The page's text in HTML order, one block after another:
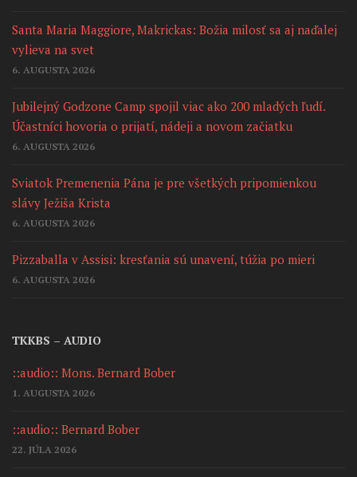
Santa Maria Maggiore, Makrickas: Božia milosť sa aj naďalej
vylieva na svet
6. AUGUSTA 2026
Jubilejný Godzone Camp spojil viac ako 200 mladých ľudí.
Účastníci hovoria o prijatí, nádeji a novom začiatku
6. AUGUSTA 2026
Sviatok Premenenia Pána je pre všetkých pripomienkou
slávy Ježiša Krista
6. AUGUSTA 2026
Pizzaballa v Assisi: kresťania sú unavení, túžia po mieri
6. AUGUSTA 2026
TKKBS – AUDIO
::audio:: Mons. Bernard Bober
1. AUGUSTA 2026
::audio:: Bernard Bober
22. JÚLA 2026